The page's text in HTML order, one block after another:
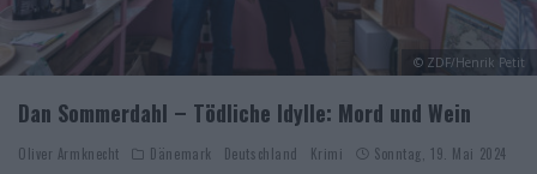
© ZDF/Henrik Petit
Dan Sommerdahl – Tödliche Idylle: Mord und Wein
Oliver Armknecht Dänemark Deutschland Krimi Sonntag, 19. Mai 2024